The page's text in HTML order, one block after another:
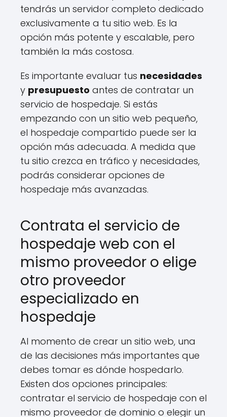
tendrás un servidor completo dedicado
exclusivamente a tu sitio web. Es la
opción más potente y escalable, pero
también la más costosa.
Es importante evaluar tus necesidades
y presupuesto antes de contratar un
servicio de hospedaje. Si estás
empezando con un sitio web pequeño,
el hospedaje compartido puede ser la
opción más adecuada. A medida que
tu sitio crezca en tráfico y necesidades,
podrás considerar opciones de
hospedaje más avanzadas.
Contrata el servicio de
hospedaje web con el
mismo proveedor o elige
otro proveedor
especializado en
hospedaje
Al momento de crear un sitio web, una
de las decisiones más importantes que
debes tomar es dónde hospedarlo.
Existen dos opciones principales:
contratar el servicio de hospedaje con el
mismo proveedor de dominio o elegir un